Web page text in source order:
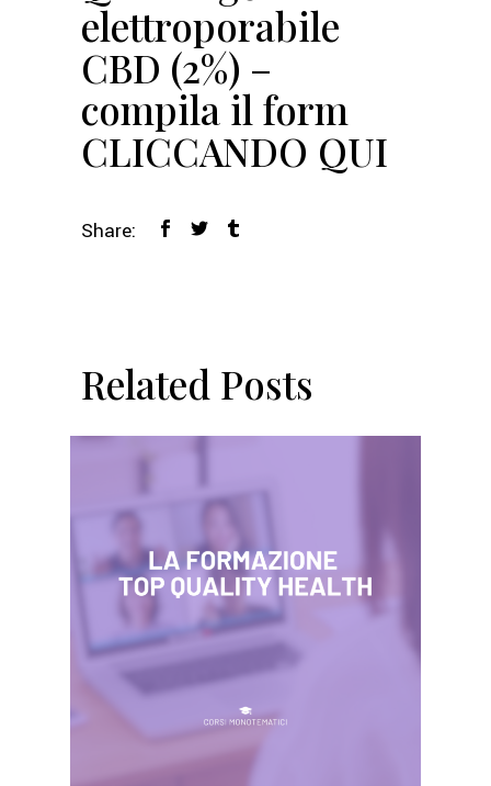
elettroporabile
CBD (2%) –
compila il form
CLICCANDO QUI
Share:
Related Posts